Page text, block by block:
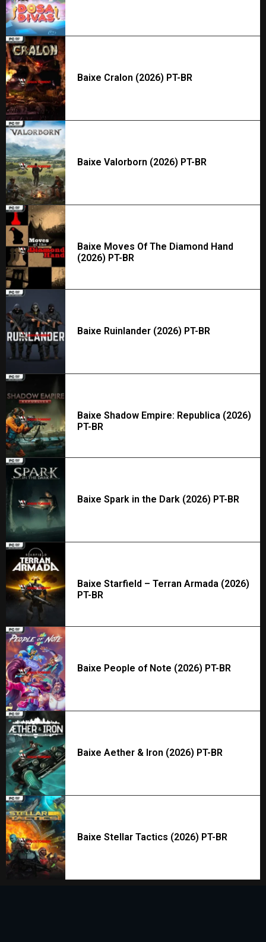
Baixe Cralon (2026) PT-BR
Baixe Valorborn (2026) PT-BR
Baixe Moves Of The Diamond Hand
(2026) PT-BR
Baixe Ruinlander (2026) PT-BR
Baixe Shadow Empire: Republica (2026)
PT-BR
Baixe Spark in the Dark (2026) PT-BR
Baixe Starfield – Terran Armada (2026)
PT-BR
Baixe People of Note (2026) PT-BR
Baixe Aether & Iron (2026) PT-BR
Baixe Stellar Tactics (2026) PT-BR